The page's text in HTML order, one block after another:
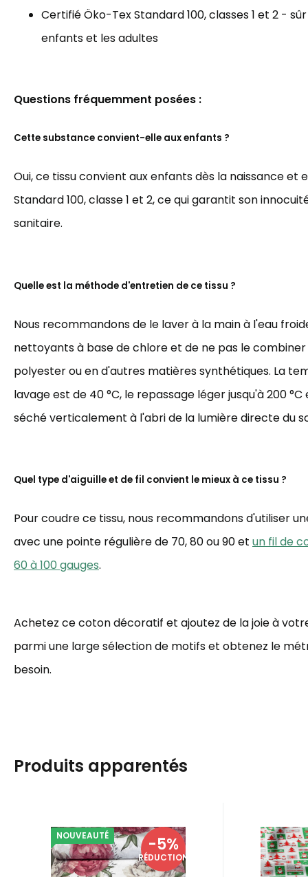
Certifié Öko-Tex Standard 100, classes 1 et 2 -
enfants et les adultes
Questions fréquemment posées :
Cette substance convient-elle aux enfants ?
Oui, ce tissu convient aux enfants dès la naissance et
Standard 100, classe 1 et 2, ce qui garantit son
sanitaire.
Quelle est la méthode d'entretien de ce tissu ?
Nous recommandons de le laver à la main à l'eau
nettoyants à base de chlore et de ne pas le
polyester ou en d'autres matières synthétiques. La
lavage est de 40 °C, le repassage léger jusqu'à 200
séché verticalement à l'abri de la lumière directe du
Quel type d'aiguille et de fil convient le mieux à ce tissu ?
Pour coudre ce tissu, nous recommandons d'utiliser
avec une pointe régulière de 70, 80 ou 90 et un fil de
60 à 100 gauges.
Achetez ce coton décoratif et ajoutez de la joie à
parmi une large sélection de motifs et obtenez le
besoin.
Produits apparentés
NOUVEAUTÉ -5%
RÉDUCTION
Tissu en coton au
mètre, 125 g/m²,
Code:FLOWERSKT-1831
EAN:8595721059229
5.50EUR5.80 EUR
En stock 1.7 m
Achetez maintenant des
Noël
Code:
EAN:
En
Achetez